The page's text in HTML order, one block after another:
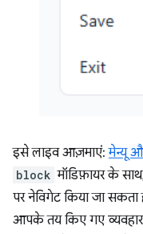
इसे लाइव आज़माएं:मेन्यू
block मॉडिफ़ायर के
पर नेविगेट किया जा
आपके तय किए गए